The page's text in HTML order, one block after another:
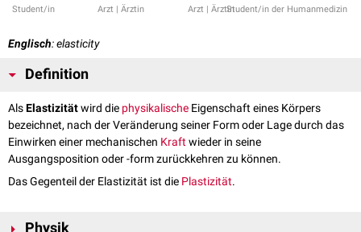
Student/in Arzt | Ärztin Arzt | ÄrztinStudent/in der Humanmedizin
Englisch: elasticity
Definition
AlsElastizitätwird die physikalische Eigenschaft eines Körpers
bezeichnet, nach der Veränderung seiner Form oder Lage durch das
Einwirken einer mechanischen Kraftwieder in seine
Ausgangsposition oder -form zurückkehren zu können.
Das Gegenteil der Elastizität ist die Plastizität.
Physik